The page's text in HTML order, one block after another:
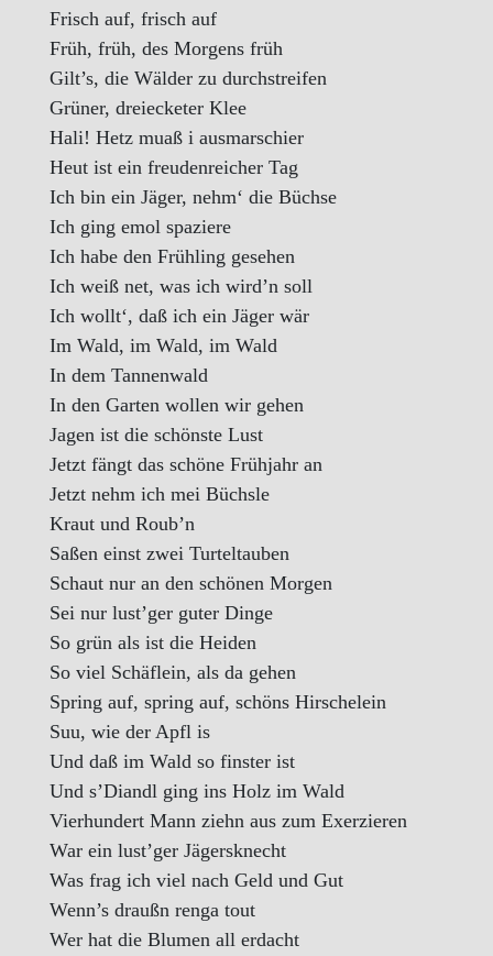
Frisch auf, frisch auf
Früh, früh, des Morgens früh
Gilt’s, die Wälder zu durchstreifen
Grüner, dreiecketer Klee
Hali! Hetz muaß i ausmarschier
Heut ist ein freudenreicher Tag
Ich bin ein Jäger, nehm‘ die Büchse
Ich ging emol spaziere
Ich habe den Frühling gesehen
Ich weiß net, was ich wird’n soll
Ich wollt‘, daß ich ein Jäger wär
Im Wald, im Wald, im Wald
In dem Tannenwald
In den Garten wollen wir gehen
Jagen ist die schönste Lust
Jetzt fängt das schöne Frühjahr an
Jetzt nehm ich mei Büchsle
Kraut und Roub’n
Saßen einst zwei Turteltauben
Schaut nur an den schönen Morgen
Sei nur lust’ger guter Dinge
So grün als ist die Heiden
So viel Schäflein, als da gehen
Spring auf, spring auf, schöns Hirschelein
Suu, wie der Apfl is
Und daß im Wald so finster ist
Und s’Diandl ging ins Holz im Wald
Vierhundert Mann ziehn aus zum Exerzieren
War ein lust’ger Jägersknecht
Was frag ich viel nach Geld und Gut
Wenn’s draußn renga tout
Wer hat die Blumen all erdacht